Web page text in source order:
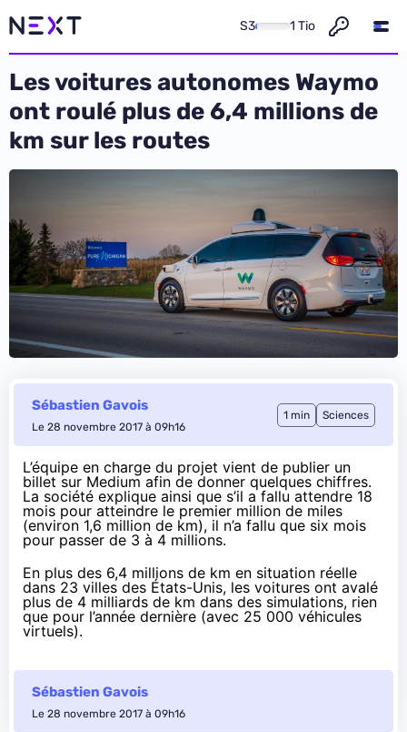
S3 1 Tio
Les voitures autonomes Waymo
ont roulé plus de 6,4 millions de
km sur les routes
Sébastien Gavois
Le 28 novembre 2017 à 09h16
1 min Sciences
L’équipe en charge du projet vient de publier un
billet sur Medium afin de donner quelques chiffres.
La société explique ainsi que s’il a fallu attendre 18
mois pour atteindre le premier million de miles
(environ 1,6 million de km), il n’a fallu que six mois
pour passer de 3 à 4 millions.
En plus des 6,4 millions de km en situation réelle
dans 23 villes des États-Unis, les voitures ont avalé
plus de 4 milliards de km dans des simulations, rien
que pour l’année dernière (avec 25 000 véhicules
virtuels).
Sébastien Gavois
Le 28 novembre 2017 à 09h16